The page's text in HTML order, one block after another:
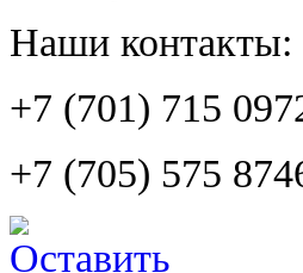
Наши контакты:
+7 (701) 715
+7 (705) 575